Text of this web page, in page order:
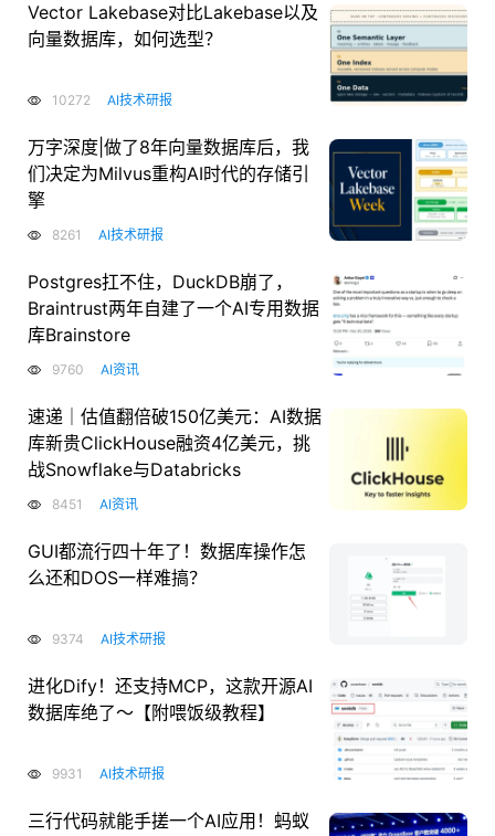
Vector Lakebase对比Lakebase以及
向量数据库，如何选型？
10272 AI技术研报
万字深度|做了8年向量数据库后，我
们决定为Milvus重构AI时代的存储引
擎
8261 AI技术研报
Postgres扛不住，DuckDB崩了，
Braintrust两年自建了一个AI专用数据
库Brainstore
9760 AI资讯
速递｜估值翻倍破150亿美元：AI数据
库新贵ClickHouse融资4亿美元，挑
战Snowflake与Databricks
8451 AI资讯
GUI都流行四十年了！数据库操作怎
么还和DOS一样难搞？
9374 AI技术研报
进化Dify！还支持MCP，这款开源AI
数据库绝了～【附喂饭级教程】
9931 AI技术研报
三行代码就能手搓一个AI应用！蚂蚁